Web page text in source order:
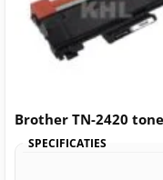
Brother TN-2420
SPECIFICATIES